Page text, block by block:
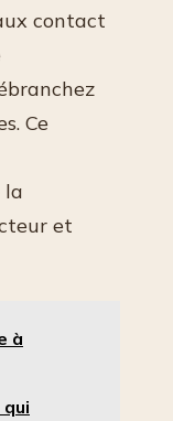
contact
Ce
la
et
à